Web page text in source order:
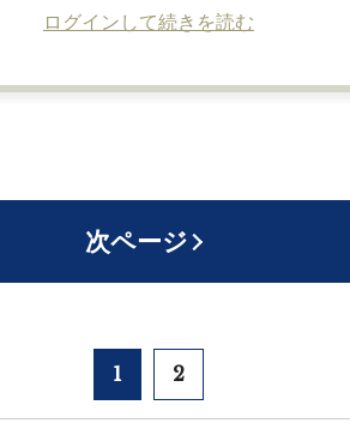
ログインして続きを読む
次ページ
1 2